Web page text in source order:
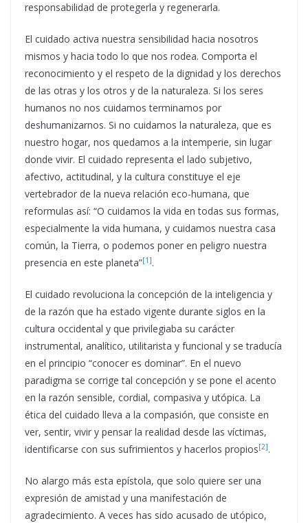
responsabilidad de protegerla y regenerarla.
El cuidado activa nuestra sensibilidad hacia nosotros
mismos y hacia todo lo que nos rodea. Comporta el
reconocimiento y el respeto de la dignidad y los derechos
de las otras y los otros y de la naturaleza. Si los seres
humanos no nos cuidamos terminamos por
deshumanizarnos. Si no cuidamos la naturaleza, que es
nuestro hogar, nos quedamos a la intemperie, sin lugar
donde vivir. El cuidado representa el lado subjetivo,
afectivo, actitudinal, y la cultura constituye el eje
vertebrador de la nueva relación eco-humana, que
reformulas así: “O cuidamos la vida en todas sus formas,
especialmente la vida humana, y cuidamos nuestra casa
común, la Tierra, o podemos poner en peligro nuestra
presencia en este planeta”[1].
El cuidado revoluciona la concepción de la inteligencia y
de la razón que ha estado vigente durante siglos en la
cultura occidental y que privilegiaba su carácter
instrumental, analítico, utilitarista y funcional y se traducía
en el principio “conocer es dominar”. En el nuevo
paradigma se corrige tal concepción y se pone el acento
en la razón sensible, cordial, compasiva y utópica. La
ética del cuidado lleva a la compasión, que consiste en
ver, sentir, vivir y pensar la realidad desde las víctimas,
identificarse con sus sufrimientos y hacerlos propios[2].
No alargo más esta epístola, que solo quiere ser una
expresión de amistad y una manifestación de
agradecimiento. A veces has sido acusado de utópico,